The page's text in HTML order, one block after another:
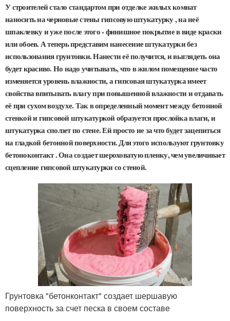
У строителей стало стандартом при отделке жилых комнат
наносить на черновые стены гипсовую штукатурку , на неё
шпаклевку и уже после этого - финишное покрытие в виде краски
или обоев. А теперь представим нанесение штукатурки без
использования грунтовки. Нанести её получится, и выглядеть она
будет красиво. Но надо учитывать, что в жилом помещение часто
изменяется уровень влажности, а гипсовая штукатурка имеет
свойства впитывать влагу при повышенной влажности и отдавать
её при сухом воздухе. Так в определенный момент между бетонной
стенкой и гипсовой штукатуркой образуется прослойка влаги, и
штукатурка сползет по стене. Ей просто не за что будет зацепиться
на гладкой бетонной поверхности. Для этого используют грунтовку
бетоноконтакт . Она создает шероховатую пленку, чем увеличивает
сцепление гипсовой штукатурки со стеной.
Грунтовка "бетонконтакт" создает шершавую
поверхность за счет песка в своем составе